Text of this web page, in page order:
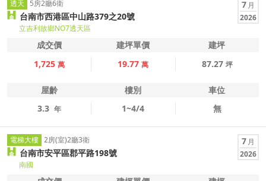
透天 5房2廳6衛
台南市西港區中山路379之20號
立吉利故鄉NO7透天區
7 月
2026
成交價 建坪單價
建坪
1,725 萬 19.77 萬 87.27 坪
屋齡 樓別
車位
3.3 年 1~4/4 無
電梯大樓 2房(室)2廳3衛
台南市安平區郡平路198號
南國
7 月
2026